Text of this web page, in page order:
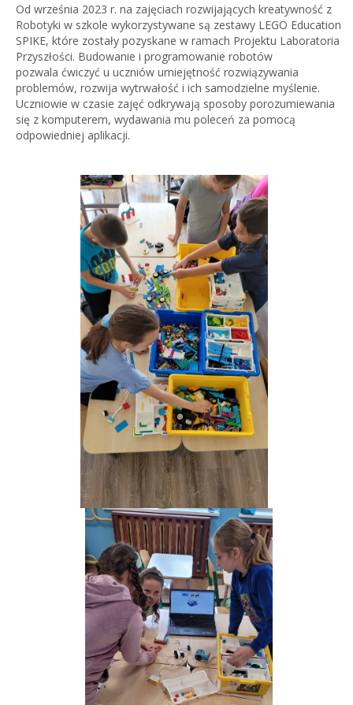
Od września 2023 r. na zajęciach rozwijających kreatywność z
Robotyki w szkole wykorzystywane są zestawy LEGO Education
SPIKE, które zostały pozyskane w ramach Projektu Laboratoria
Przyszłości. Budowanie i programowanie robotów
pozwala ćwiczyć u uczniów umiejętność rozwiązywania
problemów, rozwija wytrwałość i ich samodzielne myślenie.
Uczniowie w czasie zajęć odkrywają sposoby porozumiewania
się z komputerem, wydawania mu poleceń za pomocą
odpowiedniej aplikacji.